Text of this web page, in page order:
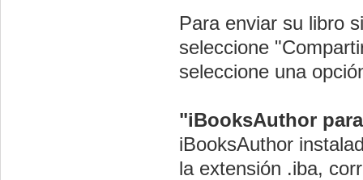
Para enviar su libro
seleccione
seleccione una
"iBooksAuthor
iBooksAuthor
la extensión .iba,